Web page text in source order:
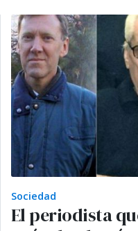
Sociedad
El periodista